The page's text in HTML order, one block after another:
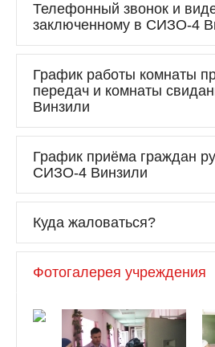
Телефонный звонок и
заключенному в СИЗО-4
График работы комнаты
передач и комнаты
Винзили
График приёма граждан
СИЗО-4 Винзили
Куда жаловаться?
Фотогалерея учреждения